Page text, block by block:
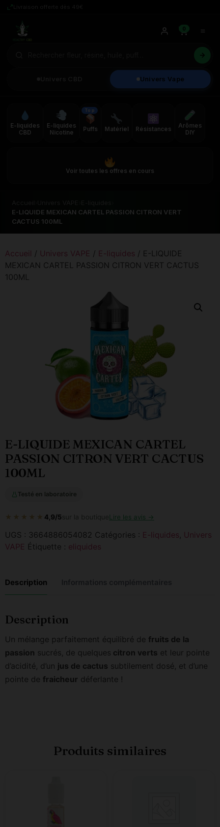
Univers Vape
0
E-liquides
CBD
E-liquides
Nicotine
Top
Puffs Matériel Résistances
Arômes
DIY
Voir toutes les offres en cours
E-LIQUIDE MEXICAN CARTEL PASSION CITRON VERT
CACTUS 100ML
Accueil / Univers VAPE / E-liquides / E-LIQUIDE
MEXICAN CARTEL PASSION CITRON VERT CACTUS
100ML
E-LIQUIDE MEXICAN CARTEL
PASSION CITRON VERT CACTUS
100ML
Testé en laboratoire
★★★★★ 4,9/5sur la boutiqueLire les avis →
UGS : 3664886054082 Catégories : E-liquides, Univers
VAPE Étiquette : eliquides
Description
Description
Un mélange parfaitement équilibré de fruits de la
passion sucrés, de quelques citron verts et leur pointe
d’acidité, d’un jus de cactus subtilement dosé, et d’une
pointe de fraicheur déferlante !
Produits similaires